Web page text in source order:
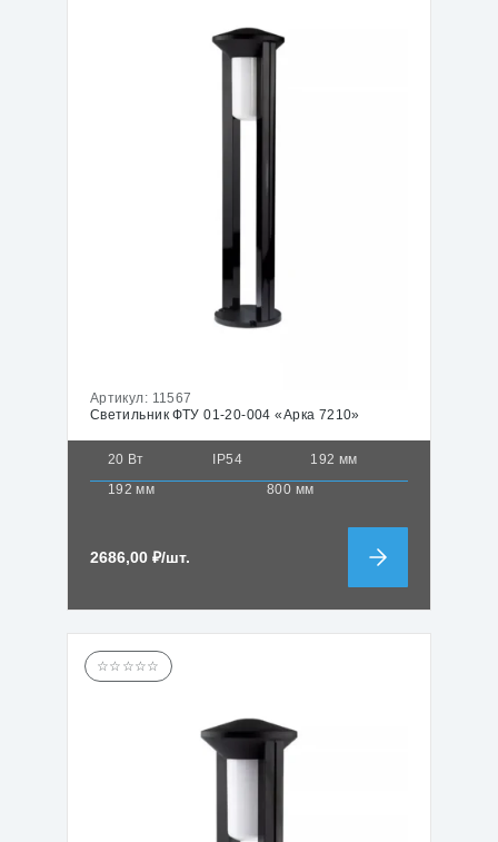
Артикул: 11567
Светильник ФТУ 01-20-004 «Арка 7210»
20 Вт IP54
192 мм
192 мм
800 мм
2686,00 ₽/шт.
☆☆☆☆☆